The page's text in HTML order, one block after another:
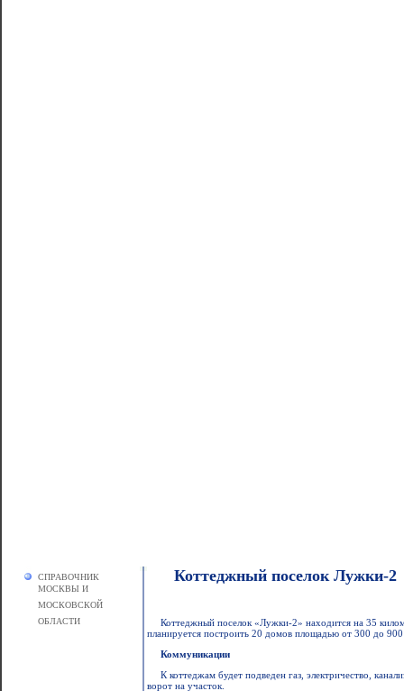
СПРАВОЧНИК
МОСКВЫ И
МОСКОВСКОЙ
ОБЛАСТИ
Коттеджный поселок Лужки-2
Коттеджный поселок «Лужки-2» находится на 35
планируется построить 20 домов площадью от 300 до
Коммуникации
К коттеджам будет подведен газ, электричество,
ворот на участок.